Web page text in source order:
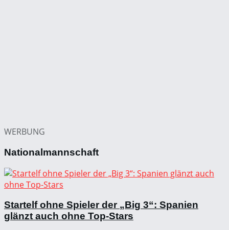
WERBUNG
Nationalmannschaft
Startelf ohne Spieler der „Big 3“: Spanien
glänzt auch ohne Top-Stars